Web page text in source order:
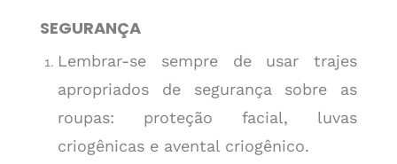
SEGURANÇA
Lembrar-se sempre de usar trajes
apropriados de segurança sobre as
roupas: proteção facial, luvas
criogênicas e avental criogênico.